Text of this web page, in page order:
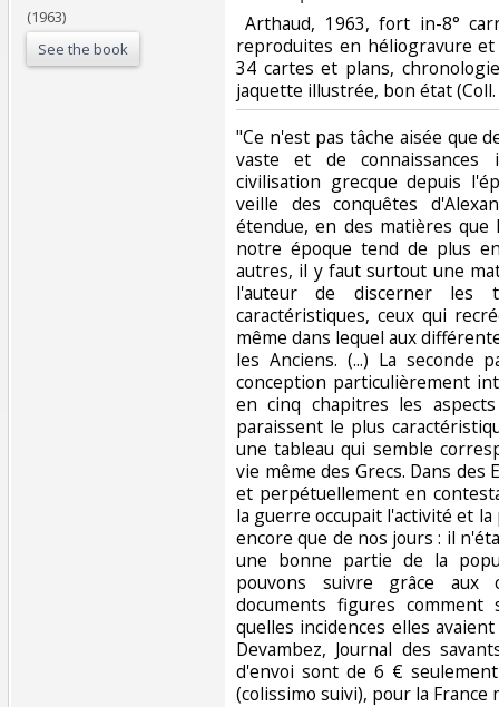
(1963)
See the book
Arthaud, 1963, fort in-8°
reproduites en héliogravure
34 cartes et plans,
jaquette illustrée, bon état
‎"Ce n'est pas tâche aisée que
vaste et de
civilisation grecque depuis
veille des conquêtes
étendue, en des matières que
notre époque tend de plus
autres, il y faut surtout une
l'auteur de discerner les
caractéristiques, ceux qui
même dans lequel aux
les Anciens. (...) La seconde
conception particulièrement
en cinq chapitres les
paraissent le plus
une tableau qui semble
vie même des Grecs. Dans des
et perpétuellement en
la guerre occupait l'activité et
encore que de nos jours : il
une bonne partie de la
pouvons suivre grâce aux
documents figures comment
quelles incidences elles
Devambez, Journal des
d'envoi sont de 6 €
(colissimo suivi), pour la